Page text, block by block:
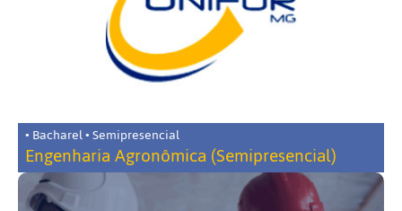
• Bacharel • Semipresencial
Engenharia Agronômica (Semipresencial)